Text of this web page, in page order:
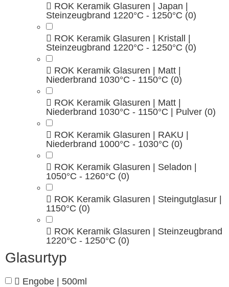
ROK Keramik Glasuren | Japan |
Steinzeugbrand 1220°C - 1250°C (0)
ROK Keramik Glasuren | Kristall |
Steinzeugbrand 1220°C - 1250°C (0)
ROK Keramik Glasuren | Matt |
Niederbrand 1030°C - 1150°C (0)
ROK Keramik Glasuren | Matt |
Niederbrand 1030°C - 1150°C | Pulver (0)
ROK Keramik Glasuren | RAKU |
Niederbrand 1000°C - 1030°C (0)
ROK Keramik Glasuren | Seladon |
1050°C - 1260°C (0)
ROK Keramik Glasuren | Steingutglasur |
1150°C (0)
ROK Keramik Glasuren | Steinzeugbrand
1220°C - 1250°C (0)
Glasurtyp
Engobe | 500ml